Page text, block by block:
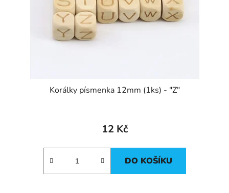
Korálky písmenka 12mm (1ks) - "Z"
12 Kč
DO KOŠÍKU